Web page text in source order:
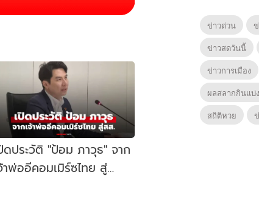
ดประวัติ "ป้อม ภาวุธ" จาก
าพ่ออีคอมเมิร์ซไทย สู่
ข่าวด่วน
ข่าวสดวันนี้
ข่าวการเมือง
ผลสลากกินแบ่
สถิติหวย